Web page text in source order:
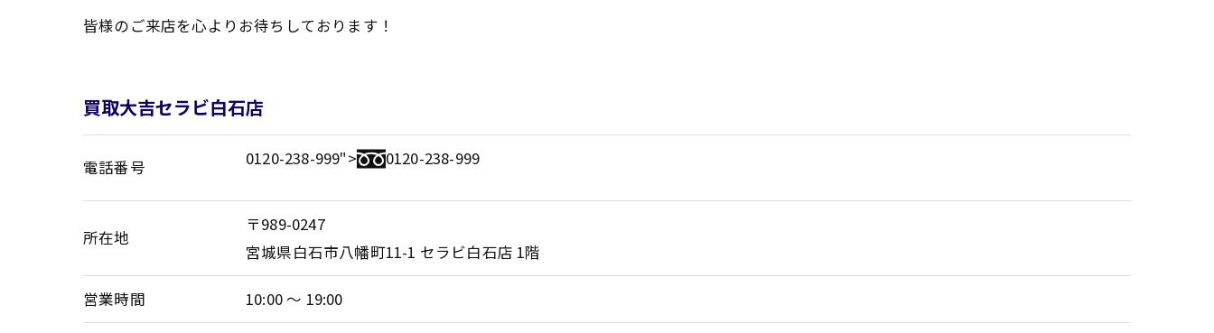
皆様のご来店を心よりお待ちしております！
買取大吉セラビ白石店
電話番号 0120-238-999"> 0120-238-999
所在地
〒989-0247
宮城県白石市八幡町11-1 セラビ白石店 1階
営業時間 10:00 ～ 19:00